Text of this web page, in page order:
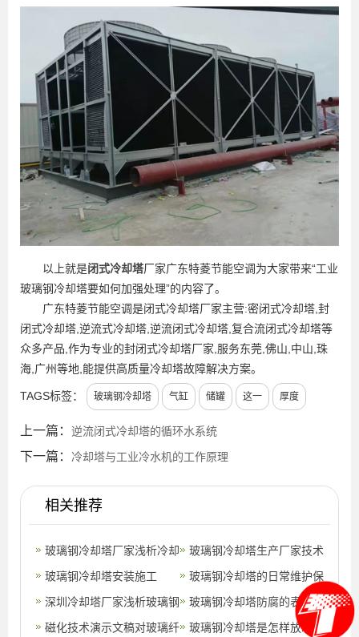
以上就是闭式冷却塔厂家广东特菱节能空调为大家带来“工业
玻璃钢冷却塔要如何加强处理”的内容了。
广东特菱节能空调是闭式冷却塔厂家主营:密闭式冷却塔,封
闭式冷却塔,逆流式冷却塔,逆流闭式冷却塔,复合流闭式冷却塔等
众多产品,作为专业的封闭式冷却塔厂家,服务东莞,佛山,中山,珠
海,广州等地,能提供高质量冷却塔故障解决方案。
TAGS标签： 玻璃钢冷却塔 气缸 储罐 这一 厚度
上一篇： 逆流闭式冷却塔的循环水系统
下一篇： 冷却塔与工业冷水机的工作原理
相关推荐
玻璃钢冷却塔厂家浅析冷却
塔故障的解决(玻璃钢冷却
塔供应厂
玻璃钢冷却塔生产厂家技术
玻璃钢冷却塔安装施工
玻璃钢冷却塔的日常维护保
养(河南玻璃钢冷却塔保养)
深圳冷却塔厂家浅析玻璃钢
冷却塔怎么治理产生的噪
玻璃钢冷却塔防腐的表面处
理方法(防腐玻璃钢冷却塔
磁化技术演示文稿对玻璃纤
玻璃钢冷却塔是怎样放水